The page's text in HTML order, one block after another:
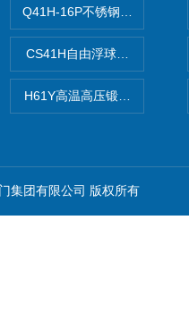
Q41H-16P不锈钢硬密封球阀
CS41H自由浮球式蒸汽疏水
H61Y高温高压锻钢止回阀
集团有限公司 版权所有